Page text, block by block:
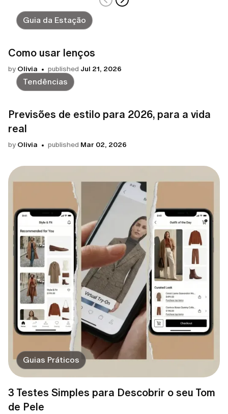
Guia da Estação
Como usar lenços
by Olivia published Jul 21, 2026
Tendências
Previsões de estilo para 2026, para a vida
real
by Olivia published Mar 02, 2026
Guias Práticos
3 Testes Simples para Descobrir o seu Tom
de Pele